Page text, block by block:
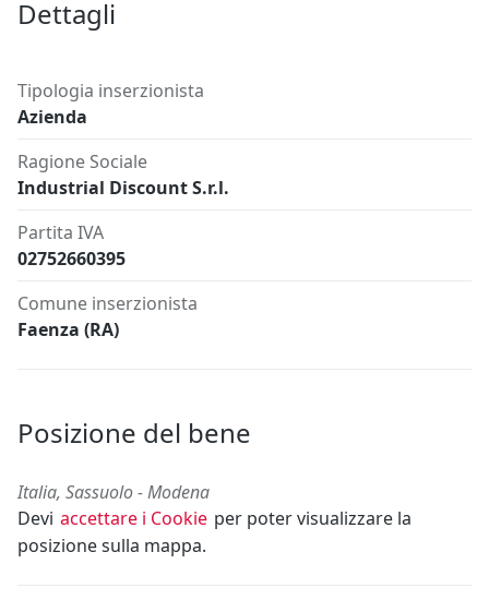
Dettagli
Tipologia inserzionista
Azienda
Ragione Sociale
Industrial Discount S.r.l.
Partita IVA
02752660395
Comune inserzionista
Faenza (RA)
Posizione del bene
Italia, Sassuolo - Modena
Devi accettare i Cookie per poter visualizzare la
posizione sulla mappa.